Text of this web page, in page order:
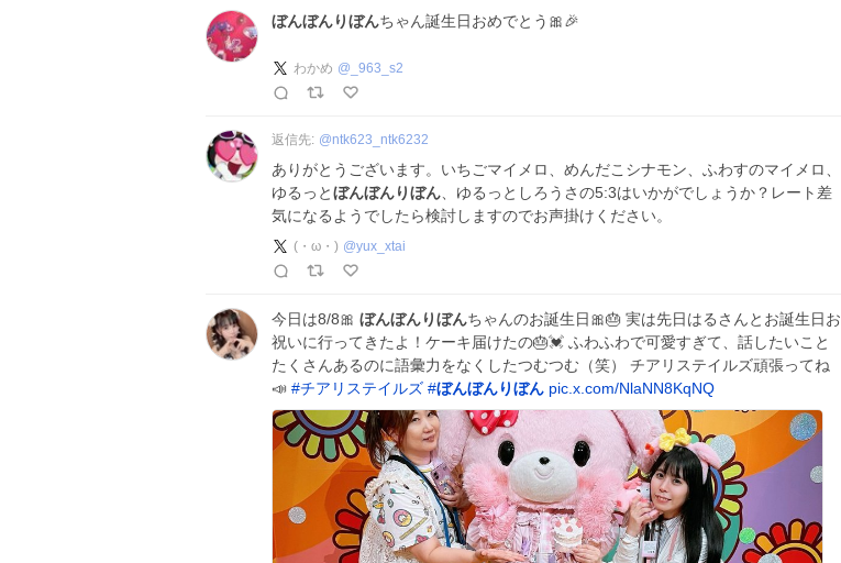
ぼんぼんりぼんちゃん誕生日おめでとう🎀🎉
わかめ @ _963_s2
返信先: @ntk623_ntk6232
ありがとうございます。いちごマイメロ、めんだこシナモン、ふわすのマイメロ、
ゆるっとぼんぼんりぼん 、ゆるっとしろうさの5:3はいかがでしょうか？レート差
気になるようでしたら検討しますのでお声掛けください。
(・ω・) @yux_xtai
今日は8/8🎀 ぼんぼんりぼんちゃんのお誕生日🎀🎂 実は先日はるさんとお誕生日お
祝いに行ってきたよ！ケーキ届けたの🎂💓 ふわふわで可愛すぎて、話したいこと
たくさんあるのに語彙力をなくしたつむつむ（笑） チアリステイルズ頑張ってね
📣 #チアリステイルズ #ぼんぼんりぼん pic.x.com/NlaNN8KqNQ